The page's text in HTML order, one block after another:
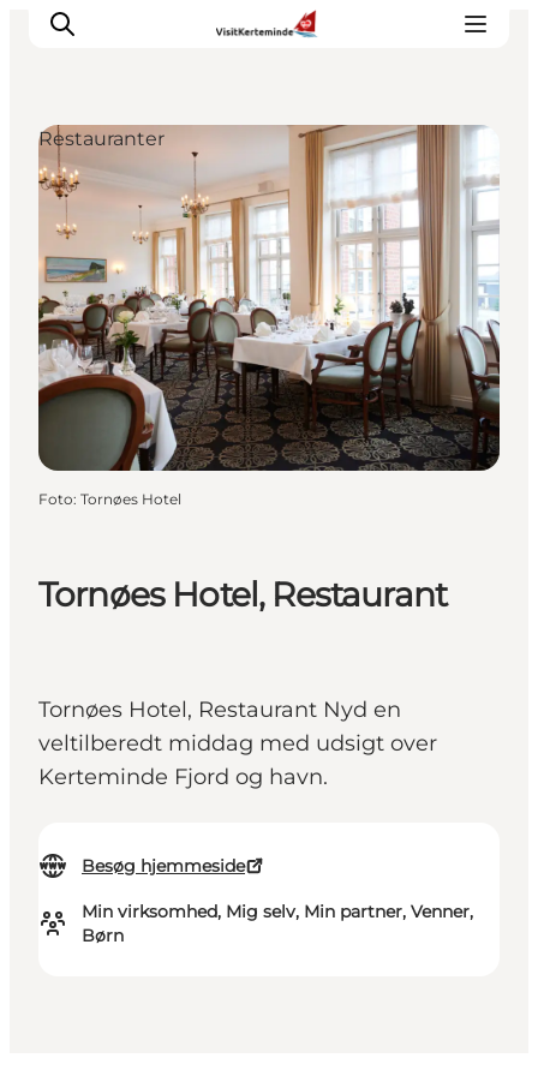
Oplevelser
Aktiviteter
Spis godt
Sov godt
Planlæg din ferie
Det sker
Sommerbus
Tornøes Hotel, Restaurant
Tornøes Hotel, Restaurant Nyd en
veltilberedt middag med udsigt over
Kerteminde Fjord og havn.
Besøg hjemmeside
Min virksomhed, Mig selv, Min partner, Venner,
Børn
Restauranter
Foto: Tornøes Hotel